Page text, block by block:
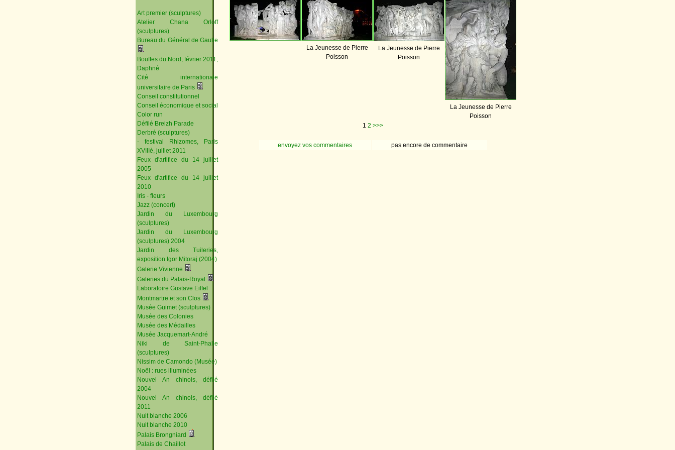
Art premier (sculptures)
Atelier Chana Orloff
(sculptures)
Bureau du Général de Gaulle
Bouffes du Nord, février 2011,
Daphné
Cité internationale
universitaire de Paris
Conseil constitutionnel
Conseil économique et social
Color run
Défilé Breizh Parade
Derbré (sculptures)
- festival Rhizomes, Paris
XVIIIè, juillet 2011
Feux d'artifice du 14 juillet
2005
Feux d'artifice du 14 juillet
2010
Iris - fleurs
Jazz (concert)
Jardin du Luxembourg
(sculptures)
Jardin du Luxembourg
(sculptures) 2004
Jardin des Tuileries,
exposition Igor Mitoraj (2004)
Galerie Vivienne
Galeries du Palais-Royal
Laboratoire Gustave Eiffel
Montmartre et son Clos
Musée Guimet (sculptures)
Musée des Colonies
Musée des Médailles
Musée Jacquemart-André
Niki de Saint-Phalle
(sculptures)
Nissim de Camondo (Musée)
Noël : rues illuminées
Nouvel An chinois, défilé
2004
Nouvel An chinois, défilé
2011
Nuit blanche 2006
Nuit blanche 2010
Palais Brongniard
Palais de Chaillot
La Jeunesse de Pierre
Poisson
La Jeunesse de Pierre
Poisson
La Jeunesse de Pierre
Poisson
1 2 >>>
envoyez vos commentaires pas encore de commentaire